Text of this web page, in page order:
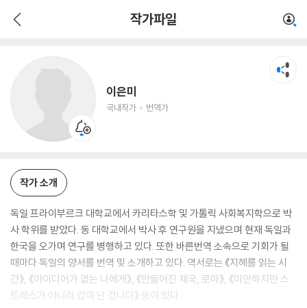
작가파일
이은미
국내작가 번역가
작가 소개
독일 프라이부르크 대학교에서 카리타스학 및 가톨릭 사회복지학으로 박
사 학위를 받았다. 동 대학교에서 박사 후 연구원을 지냈으며 현재 독일과
한국을 오가며 연구를 병행하고 있다. 또한 바른번역 소속으로 기회가 될
때마다 독일의 양서를 번역 및 소개하고 있다. 역서로는 《지혜를 읽는 시
간》, 《아이디어가 없는 나에게》, 《만들어진 제국, 로마》, 《미안하지만 스
트레스가 아니라 겁이 난 겁니다》 등이 있다.